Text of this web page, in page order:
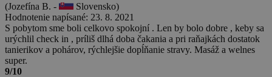
(Jozefína B. -
Slovensko)
Hodnotenie napísané: 23. 8. 2021
S pobytom sme boli celkovo spokojní . Len by bolo dobre , keby sa
urýchlil check in , príliš dlhá doba čakania a pri raňajkách dostatok
tanierikov a pohárov, rýchlejšie dopĺňanie stravy. Masáž a welnes
super.
9/10